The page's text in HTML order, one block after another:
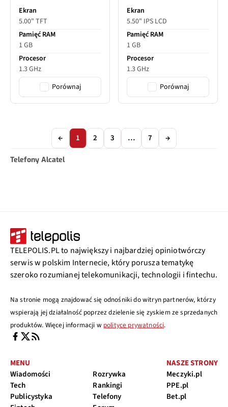
Ekran
5.00" TFT
Pamięć RAM
1 GB
Procesor
1.3 GHz
Porównaj
Ekran
5.50" IPS LCD
Pamięć RAM
1 GB
Procesor
1.3 GHz
Porównaj
← 1 2 3 … 7 →
Telefony Alcatel
TELEPOLIS.PL to największy i najbardziej opiniotwórczy
serwis w polskim Internecie, który porusza tematykę
szeroko rozumianej telekomunikacji, technologii i fintechu.
Na stronie mogą znajdować się odnośniki do witryn partnerów, którzy
wspierają jej działalność poprzez dzielenie się zyskiem ze sprzedanych
produktów. Więcej informacji w polityce prywatności.
MENU
Wiadomości
Tech
Publicystyka
Rozrywka
Rankingi
Telefony
NASZE STRONY
Meczyki.pl
PPE.pl
Bet.pl